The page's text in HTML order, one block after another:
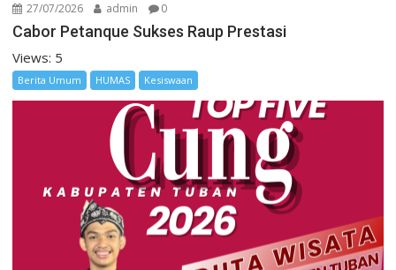
27/07/2026 admin 0
Cabor Petanque Sukses Raup Prestasi
Views: 5
Berita Umum HUMAS Kesiswaan